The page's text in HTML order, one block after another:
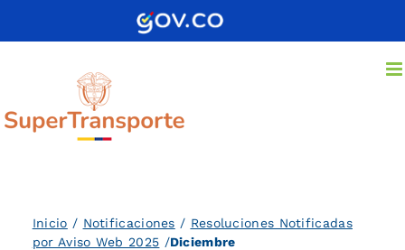
Inicio / Notificaciones / Resoluciones Notificadas
por Aviso Web 2025 /Diciembre